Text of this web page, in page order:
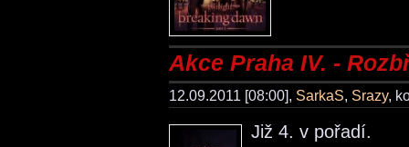
Akce Praha IV. -
12.09.2011 [08:00], SarkaS, Srazy,
Již 4. v pořadí.